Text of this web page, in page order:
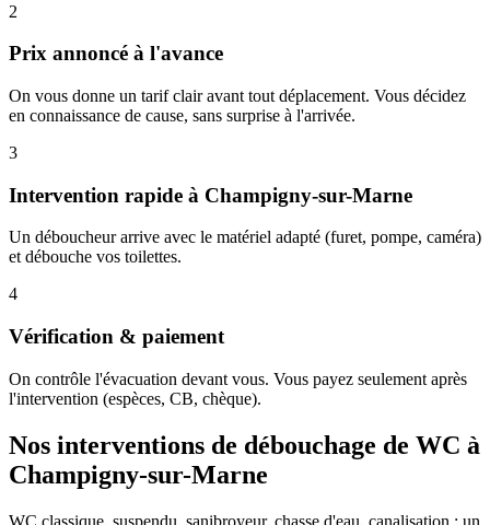
2
Prix annoncé à l'avance
On vous donne un tarif clair avant tout déplacement. Vous décidez
en connaissance de cause, sans surprise à l'arrivée.
3
Intervention rapide à Champigny-sur-Marne
Un déboucheur arrive avec le matériel adapté (furet, pompe, caméra)
et débouche vos toilettes.
4
Vérification & paiement
On contrôle l'évacuation devant vous. Vous payez seulement après
l'intervention (espèces, CB, chèque).
Nos interventions de débouchage de WC à
Champigny-sur-Marne
WC classique, suspendu, sanibroyeur, chasse d'eau, canalisation : un